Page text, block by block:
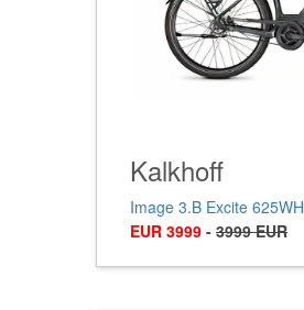
Kalkhoff
Image 3.B Excite 625WH
EUR 3999 - 3999 EUR